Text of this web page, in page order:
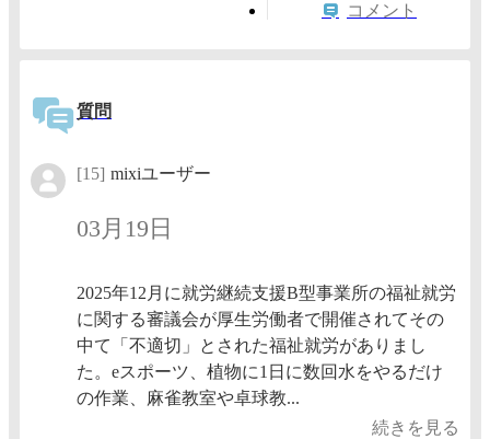
コメント
質問
[15] mixiユーザー
03月19日
2025年12月に就労継続支援B型事業所の福祉就労
に関する審議会が厚生労働者で開催されてその
中て「不適切」とされた福祉就労がありまし
た。eスポーツ、植物に1日に数回水をやるだけ
の作業、麻雀教室や卓球教...
続きを見る